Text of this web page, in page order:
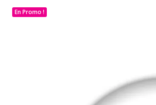
En Promo !